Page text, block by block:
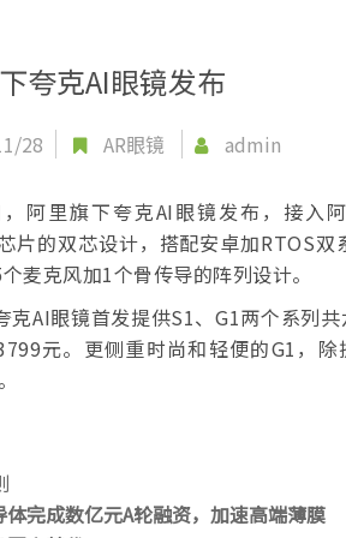
夸克AI眼镜发布
28 AR眼镜 admin
阿里旗下夸克AI眼镜发布，接入
片的双芯设计，搭配安卓加RTOS
麦克风加1个骨传导的阵列设计。
克AI眼镜首发提供S1、G1两个系列
元。更侧重时尚和轻便的G1，
体完成数亿元A轮融资，加速高端薄膜